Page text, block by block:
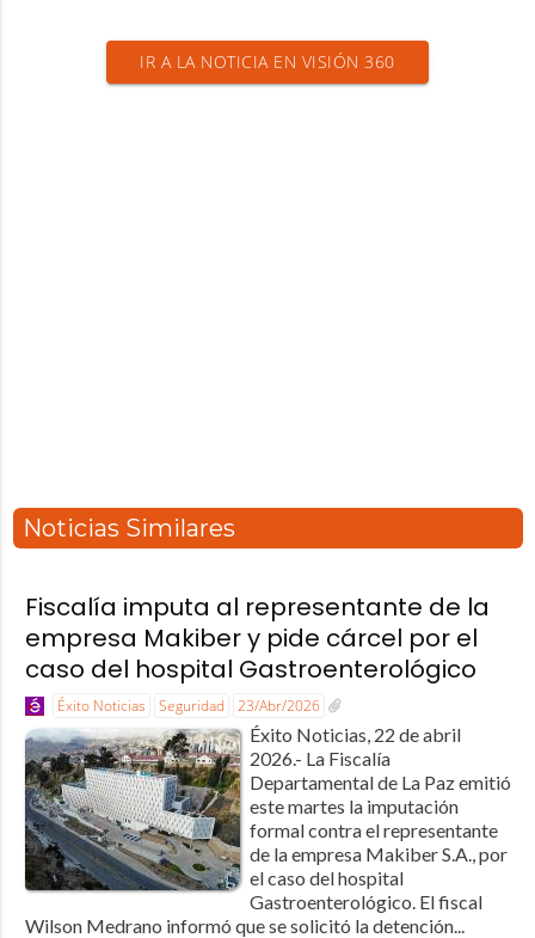
IR A LA NOTICIA EN VISIÓN 360
Noticias Similares
Fiscalía imputa al representante de la
empresa Makiber y pide cárcel por el
caso del hospital Gastroenterológico
Éxito Noticias Seguridad 23/Abr/2026
Éxito Noticias, 22 de abril
2026.- La Fiscalía
Departamental de La Paz emitió
este martes la imputación
formal contra el representante
de la empresa Makiber S.A., por
el caso del hospital
Gastroenterológico. El fiscal
Wilson Medrano informó que se solicitó la detención...